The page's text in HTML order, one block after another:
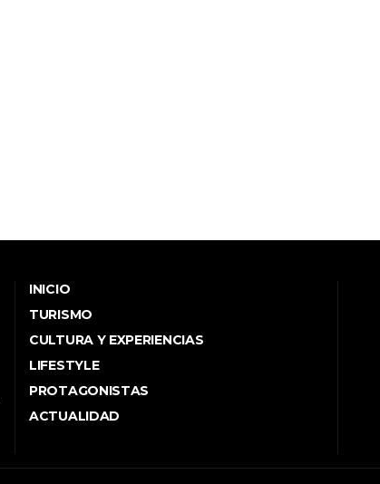
INICIO
TURISMO
CULTURA Y EXPERIENCIAS
LIFESTYLE
PROTAGONISTAS
ACTUALIDAD